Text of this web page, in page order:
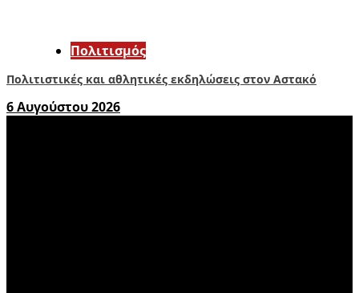
Πολιτισμός
Πολιτιστικές και αθλητικές εκδηλώσεις στον Αστακό
6 Αυγούστου 2026